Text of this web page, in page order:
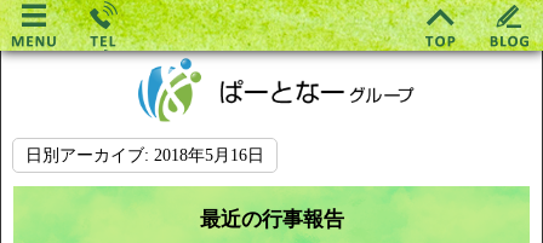
日別アーカイブ: 2018年5月16日
最近の行事報告